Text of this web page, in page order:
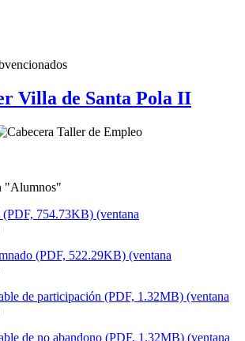
Villa de Santa Pola II
"Alumnos"
754.73KB) (ventana
(PDF, 522.29KB) (ventana
de participación (PDF, 1.32MB) (ventana
de no abandono (PDF, 1.32MB) (ventana